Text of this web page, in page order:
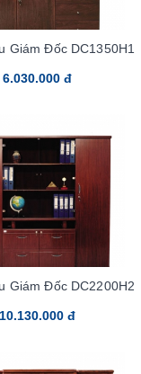
Giám Đốc DC1350H1
6.030.000 đ
Giám Đốc DC2200H2
10.130.000 đ